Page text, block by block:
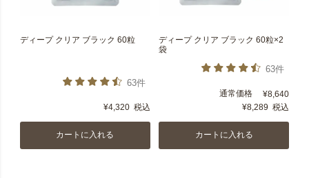
ディープ クリア ブラック 60粒
63件
¥4,320 税込
カートに入れる
ディープ クリア ブラック 60粒×2
袋
63件
通常価格 ¥8,640
¥8,289 税込
カートに入れる